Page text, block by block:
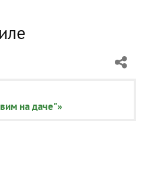
на даче"»